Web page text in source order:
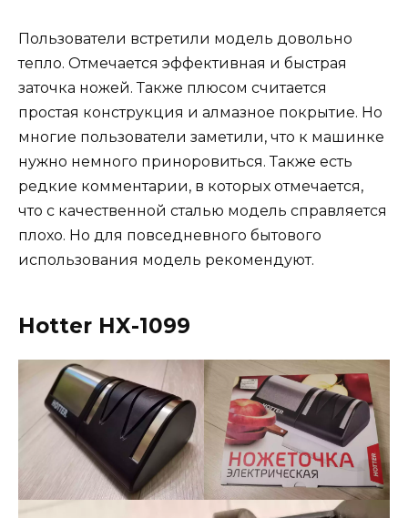
Пользователи встретили модель довольно
тепло. Отмечается эффективная и быстрая
заточка ножей. Также плюсом считается
простая конструкция и алмазное покрытие. Но
многие пользователи заметили, что к машинке
нужно немного приноровиться. Также есть
редкие комментарии, в которых отмечается,
что с качественной сталью модель справляется
плохо. Но для повседневного бытового
использования модель рекомендуют.
Hotter HX-1099